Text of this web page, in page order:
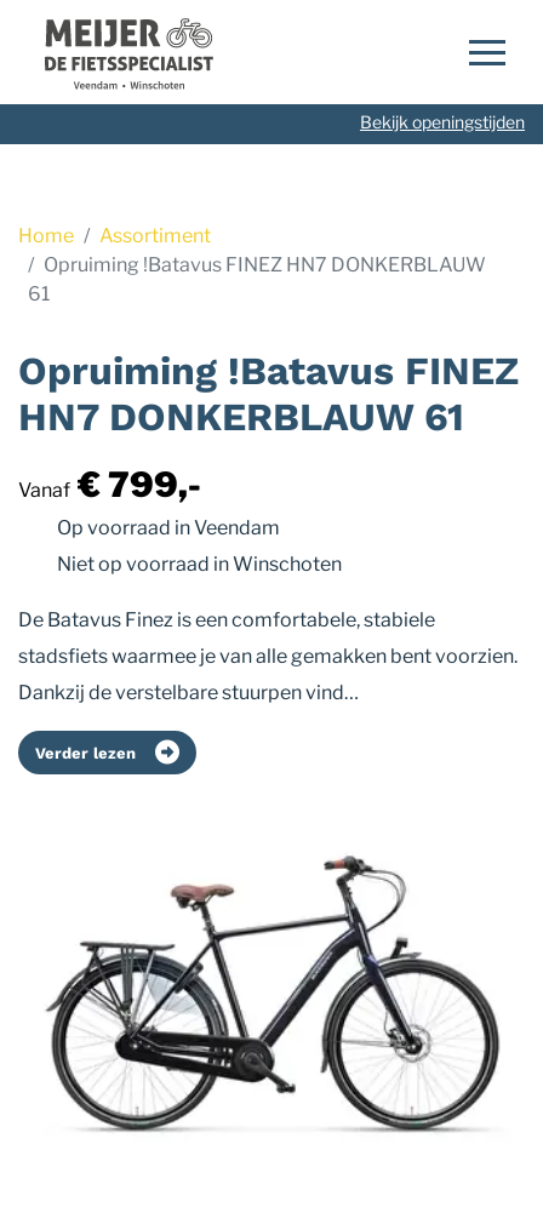
Navigatie
Bekijk openingstijden
Home
Assortiment
Opruiming !Batavus FINEZ HN7 DONKERBLAUW
61
Opruiming !Batavus FINEZ
HN7 DONKERBLAUW 61
Vanaf € 799,-
Op voorraad in Veendam
Niet op voorraad in Winschoten
De Batavus Finez is een comfortabele, stabiele
stadsfiets waarmee je van alle gemakken bent voorzien.
Dankzij de verstelbare stuurpen vind…
Verder lezen